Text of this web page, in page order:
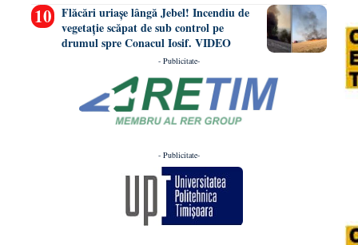
Flăcări uriașe lângă Jebel! Incendiu de
vegetație scăpat de sub control pe
drumul spre Conacul Iosif. VIDEO
- Publicitate-
- Publicitate-